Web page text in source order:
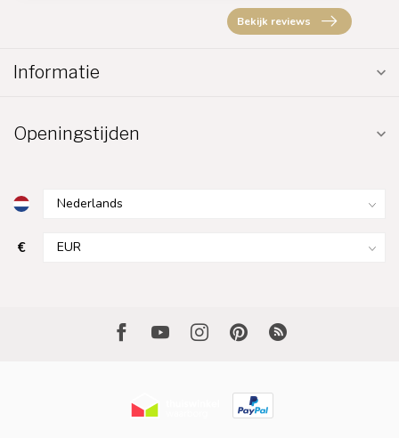
Bekijk reviews
Informatie
Openingstijden
€